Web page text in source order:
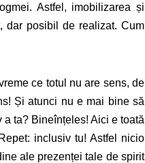
Astfel, imobilizarea și
dar posibil de realizat. Cum
ce totul nu are sens, de
Și atunci nu e mai bine să
ta? Bineînțeles! Aici e toată
inclusiv tu! Astfel nicio
ale prezenței tale de spirit